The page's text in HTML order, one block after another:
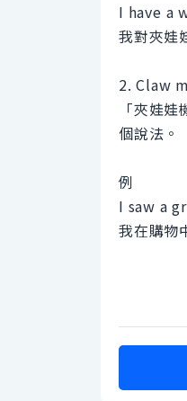
I have a
我對夾娃
2. Claw
「夾娃
個說法。
例
I saw a
我在購物